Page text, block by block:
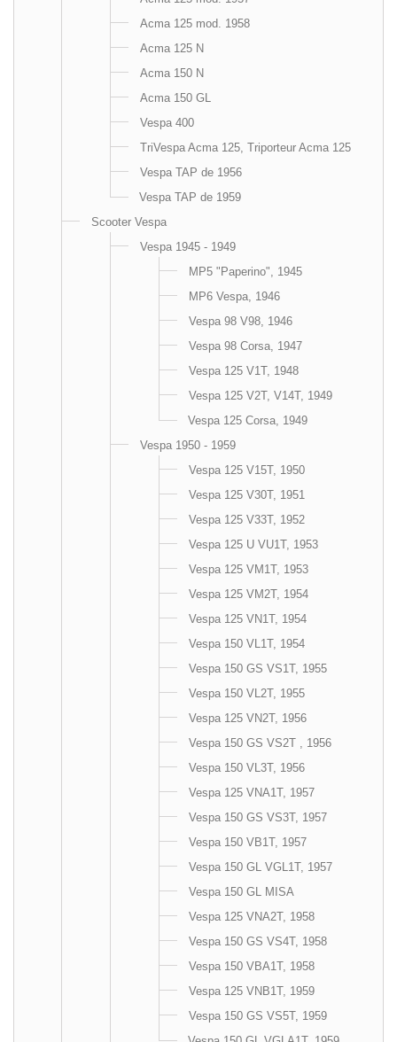
Acma 125 mod. 1958
Acma 125 N
Acma 150 N
Acma 150 GL
Vespa 400
TriVespa Acma 125, Triporteur Acma 125
Vespa TAP de 1956
Vespa TAP de 1959
Scooter Vespa
Vespa 1945 - 1949
MP5 "Paperino", 1945
MP6 Vespa, 1946
Vespa 98 V98, 1946
Vespa 98 Corsa, 1947
Vespa 125 V1T, 1948
Vespa 125 V2T, V14T, 1949
Vespa 125 Corsa, 1949
Vespa 1950 - 1959
Vespa 125 V15T, 1950
Vespa 125 V30T, 1951
Vespa 125 V33T, 1952
Vespa 125 U VU1T, 1953
Vespa 125 VM1T, 1953
Vespa 125 VM2T, 1954
Vespa 125 VN1T, 1954
Vespa 150 VL1T, 1954
Vespa 150 GS VS1T, 1955
Vespa 150 VL2T, 1955
Vespa 125 VN2T, 1956
Vespa 150 GS VS2T , 1956
Vespa 150 VL3T, 1956
Vespa 125 VNA1T, 1957
Vespa 150 GS VS3T, 1957
Vespa 150 VB1T, 1957
Vespa 150 GL VGL1T, 1957
Vespa 150 GL MISA
Vespa 125 VNA2T, 1958
Vespa 150 GS VS4T, 1958
Vespa 150 VBA1T, 1958
Vespa 125 VNB1T, 1959
Vespa 150 GS VS5T, 1959